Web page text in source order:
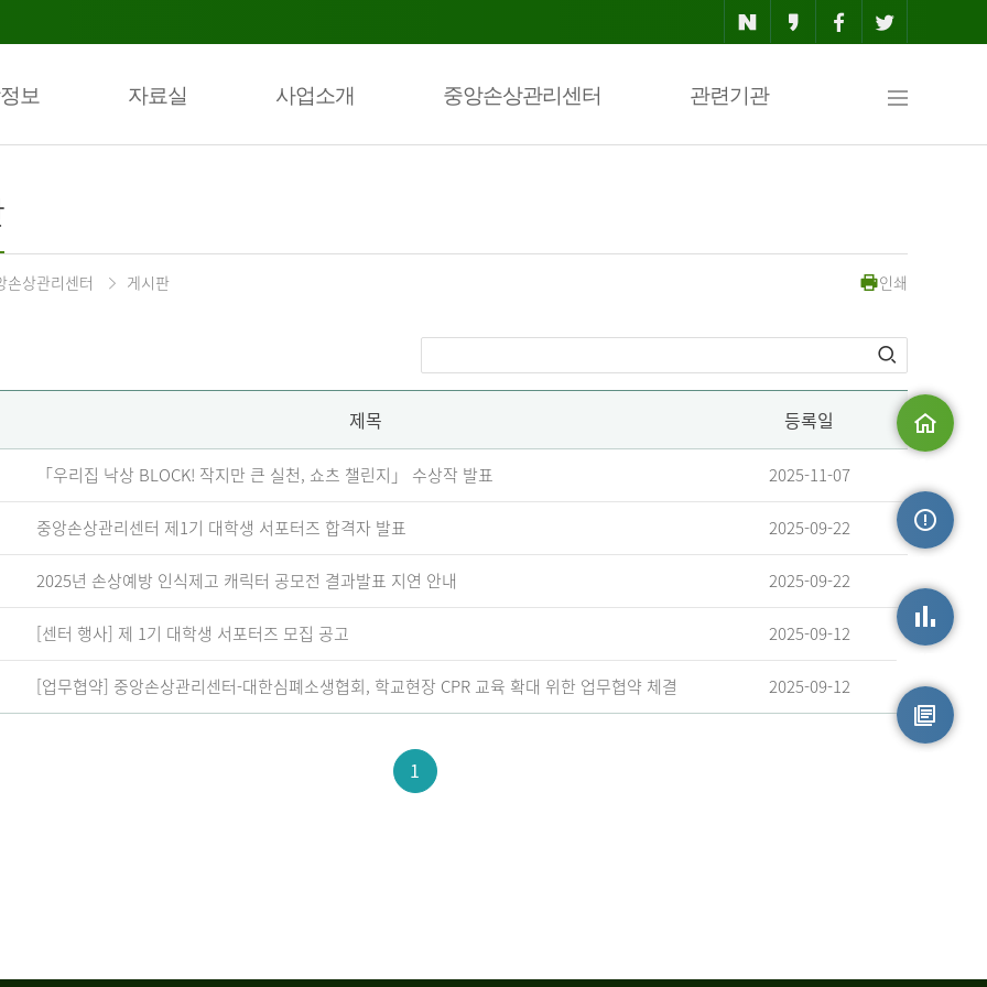
보 자료실 사업소개 중앙손상관리센터 관련기관
맵
손상관리센터 게시판 인쇄
제목 등록일
「우리집 낙상 BLOCK! 작지만 큰 실천, 쇼츠 챌린지」 수상작 발표 2025-11-07
중앙손상관리센터 제1기 대학생 서포터즈 합격자 발표 2025-09-22
2025년 손상예방 인식제고 캐릭터 공모전 결과발표 지연 안내 2025-09-22
[센터 행사] 제 1기 대학생 서포터즈 모집 공고 2025-09-12
[업무협약] 중앙손상관리센터-대한심폐소생협회, 학교현장 CPR 교육 확대 위한 업무협약 체결 2025-09-12
1